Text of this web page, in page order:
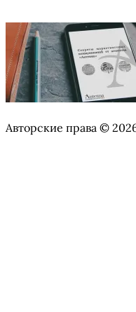
Авторские права ©